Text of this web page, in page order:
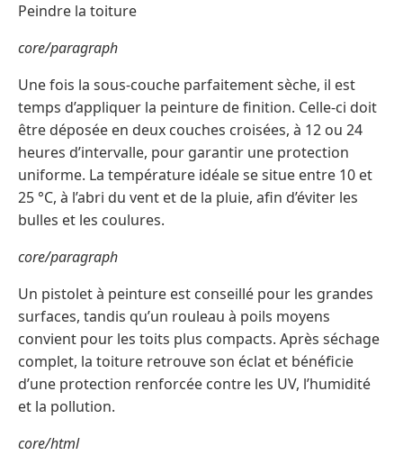
Peindre la toiture
core/paragraph
Une fois la sous-couche parfaitement sèche, il est
temps d’appliquer la peinture de finition. Celle-ci doit
être déposée en deux couches croisées, à 12 ou 24
heures d’intervalle, pour garantir une protection
uniforme. La température idéale se situe entre 10 et
25 °C, à l’abri du vent et de la pluie, afin d’éviter les
bulles et les coulures.
core/paragraph
Un pistolet à peinture est conseillé pour les grandes
surfaces, tandis qu’un rouleau à poils moyens
convient pour les toits plus compacts. Après séchage
complet, la toiture retrouve son éclat et bénéficie
d’une protection renforcée contre les UV, l’humidité
et la pollution.
core/html